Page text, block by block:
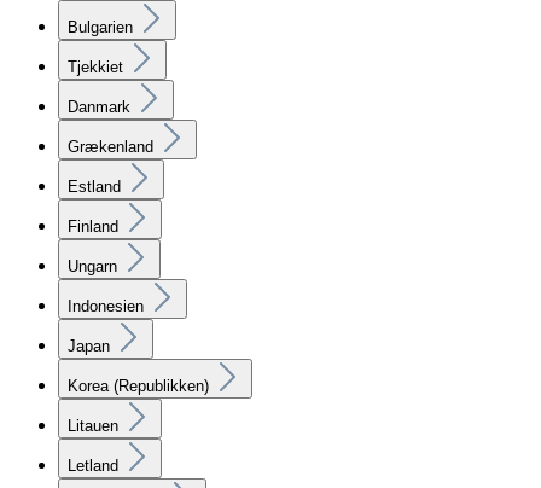
Bulgarien
Tjekkiet
Danmark
Grækenland
Estland
Finland
Ungarn
Indonesien
Japan
Korea (Republikken)
Litauen
Letland